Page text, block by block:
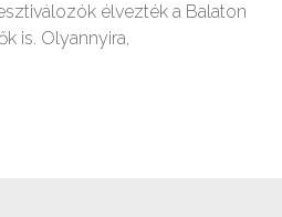
élvezték a Balaton
is. Olyannyira,